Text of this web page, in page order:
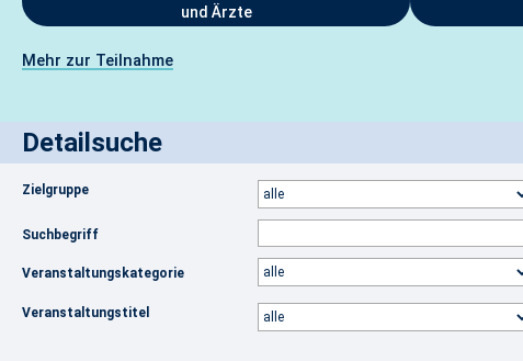
und Ärzte
Mehr zur Teilnahme
Detailsuche
Zielgruppe
Suchbegriff
Veranstaltungskategorie
Veranstaltungstitel